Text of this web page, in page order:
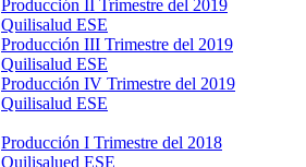
Producción II Trimestre del 2019
Quilisalud ESE
Producción III Trimestre del 2019
Quilisalud ESE
Producción IV Trimestre del 2019
Quilisalud ESE
Producción I Trimestre del 2018
Quilisalued ESE